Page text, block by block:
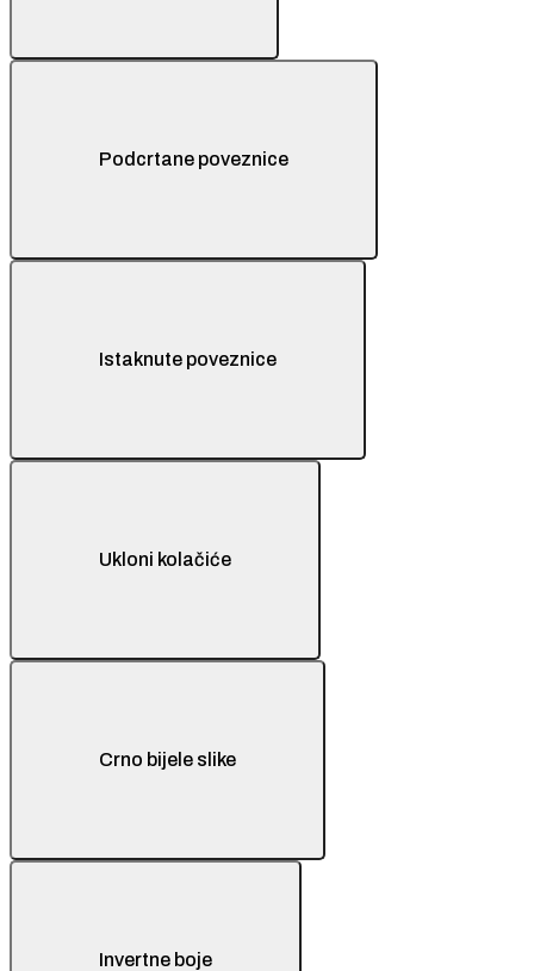
Podcrtane poveznice
Istaknute poveznice
Ukloni kolačiće
Crno bijele slike
Invertne boje